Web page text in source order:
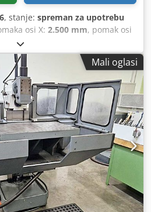
, stanje: spreman za upotrebu
osi X: 2.500 mm, pomak osi
1.200 mm
, model upravljača:TNC 640 HSCI,
W
, maksimalna brzina
, opterećenje stola: 3.000 kg, broj
SACHMAN TS10 s
godine i potpuno je nova.
od 2500 mm, pomak Y-osi od
1200 mm. Stroj uključuje
2700 x 800 mm i maksimalnu
Ako tražite visokokvalitetne
o stroju SACHMAN TS10
nas za više detalja. •
vrat: 1000 mm • Brzina osi
stola: 2700 x 800 mm • Ručni
Mali oglasi